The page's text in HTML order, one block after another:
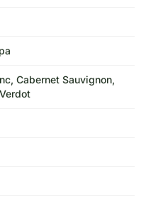
Cabernet Sauvignon,